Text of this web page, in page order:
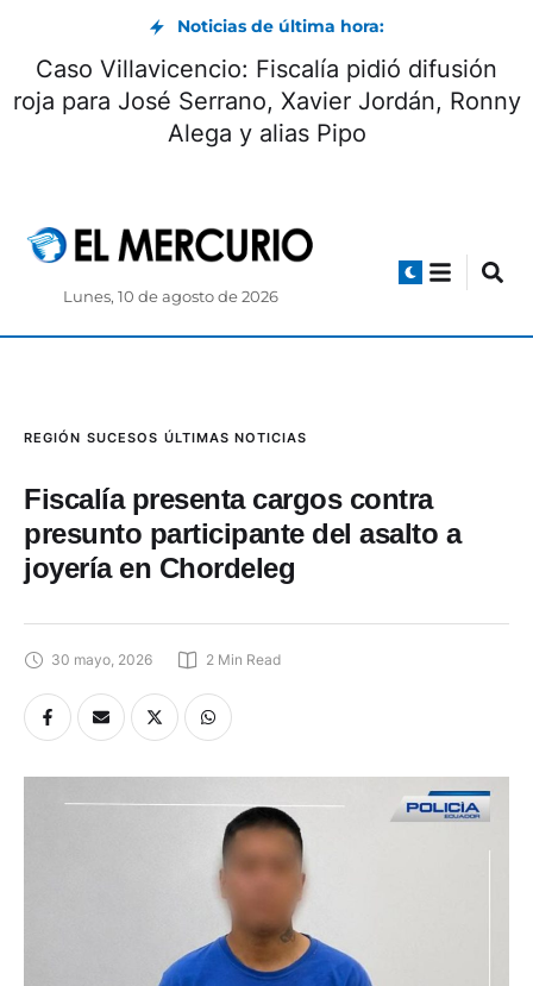
Noticias de última hora:
Caso Villavicencio: Fiscalía pidió difusión
roja para José Serrano, Xavier Jordán, Ronny
Alega y alias Pipo
Lunes, 10 de agosto de 2026
REGIÓN SUCESOS ÚLTIMAS NOTICIAS
Fiscalía presenta cargos contra
presunto participante del asalto a
joyería en Chordeleg
30 mayo, 2026 2 Min Read